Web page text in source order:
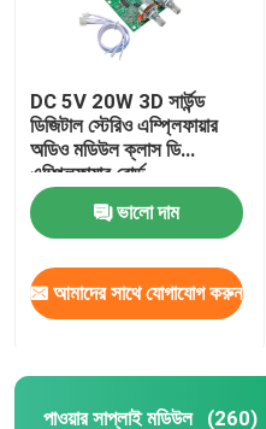
DC 5V 20W 3D সার্উন্ড
ডিজিটাল স্টেরিও এম্প্লিফায়ার
অডিও মডিউল ক্লাস ডি
এম্প্লিফায়ার বোর্ড
ভালো দাম
আমাদের সাথে যোগাযোগ করুন
পাওয়ার সাপ্লাই মডিউল (260)